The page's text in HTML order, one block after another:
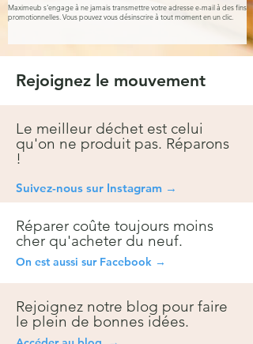
Maximeub s'engage à ne jamais transmettre votre adresse e-mail à des fins
promotionnelles. Vous pouvez vous désinscrire à tout moment en un clic.
Rejoignez le mouvement
Le meilleur déchet est celui
qu'on ne produit pas. Réparons
!
Suivez-nous sur Instagram →
Réparer coûte toujours moins
cher qu'acheter du neuf.
On est aussi sur Facebook →
Rejoignez notre blog pour faire
le plein de bonnes idées.